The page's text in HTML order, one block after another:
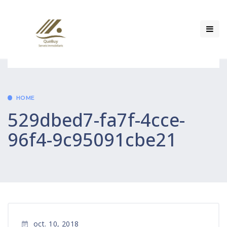
HOME
529dbed7-fa7f-4cce-
96f4-9c95091cbe21
 oct. 10, 2018